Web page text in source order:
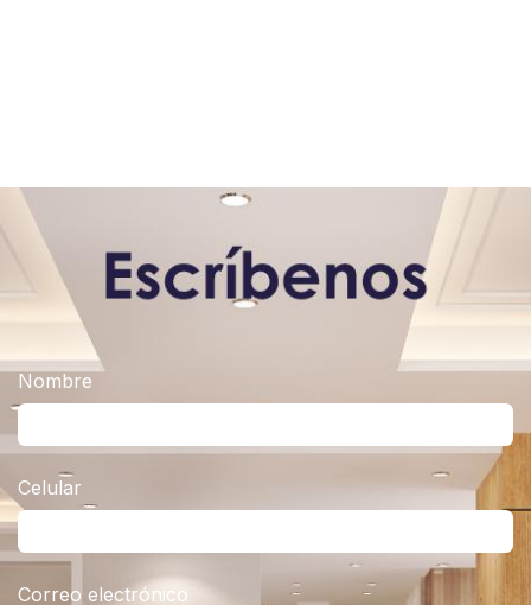
Nombre
Celular
Correo electrónico